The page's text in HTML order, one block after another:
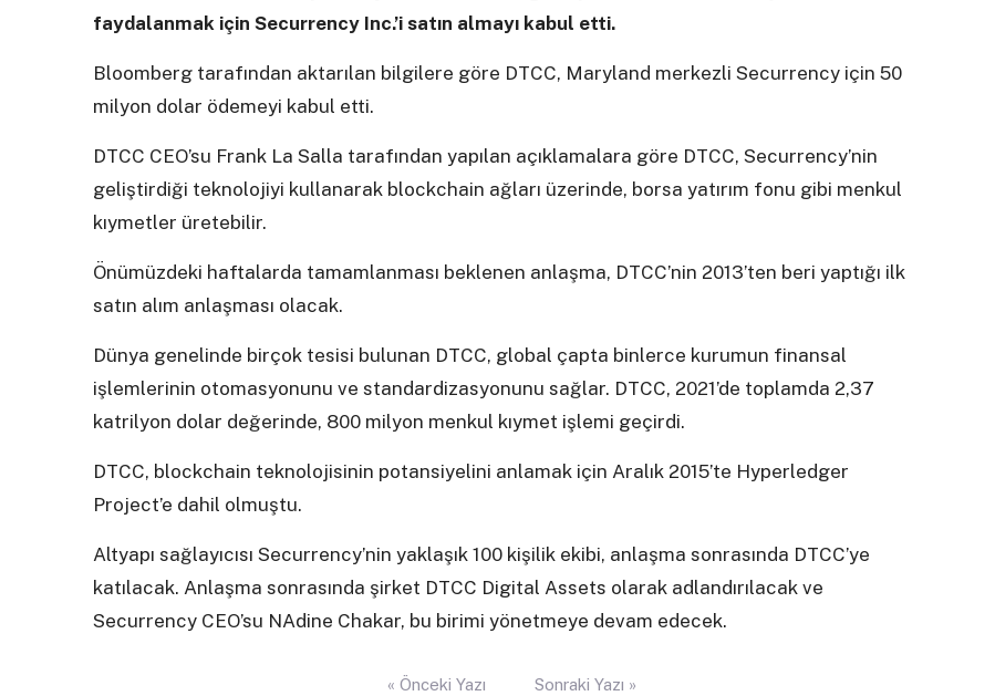
faydalanmak için Securrency Inc.’i satın almayı kabul etti.
Bloomberg tarafından aktarılan bilgilere göre DTCC, Maryland merkezli Securrency için 50
milyon dolar ödemeyi kabul etti.
DTCC CEO’su Frank La Salla tarafından yapılan açıklamalara göre DTCC, Securrency’nin
geliştirdiği teknolojiyi kullanarak blockchain ağları üzerinde, borsa yatırım fonu gibi menkul
kıymetler üretebilir.
Önümüzdeki haftalarda tamamlanması beklenen anlaşma, DTCC’nin 2013’ten beri yaptığı ilk
satın alım anlaşması olacak.
Dünya genelinde birçok tesisi bulunan DTCC, global çapta binlerce kurumun finansal
işlemlerinin otomasyonunu ve standardizasyonunu sağlar. DTCC, 2021’de toplamda 2,37
katrilyon dolar değerinde, 800 milyon menkul kıymet işlemi geçirdi.
DTCC, blockchain teknolojisinin potansiyelini anlamak için Aralık 2015’te Hyperledger
Project’e dahil olmuştu.
Altyapı sağlayıcısı Securrency’nin yaklaşık 100 kişilik ekibi, anlaşma sonrasında DTCC’ye
katılacak. Anlaşma sonrasında şirket DTCC Digital Assets olarak adlandırılacak ve
Securrency CEO’su NAdine Chakar, bu birimi yönetmeye devam edecek.
« Önceki Yazı Sonraki Yazı »